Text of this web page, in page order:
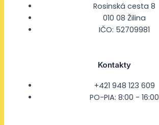
Rosinská cesta 8
010 08 Žilina
IČO: 52709981
Kontakty
+421 948 123 609
PO-PIA: 8:00 - 16:00